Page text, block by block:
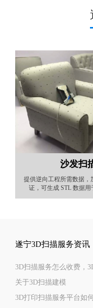
沙发扫
提供逆向工程所需数据，
证，可生成 STL 数据用
遂宁3D扫描服务资讯
3D扫描服务怎么收费，
关于3D扫描建模
3D打印扫描服务平台如